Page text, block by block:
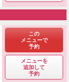
この
メニューで
予約
メニューを
追加して
予約